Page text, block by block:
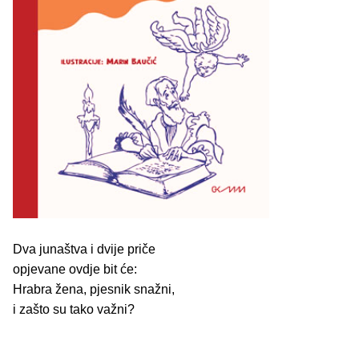
Dva junaštva i dvije priče
opjevane ovdje bit će:
Hrabra žena, pjesnik snažni,
i zašto su tako važni?